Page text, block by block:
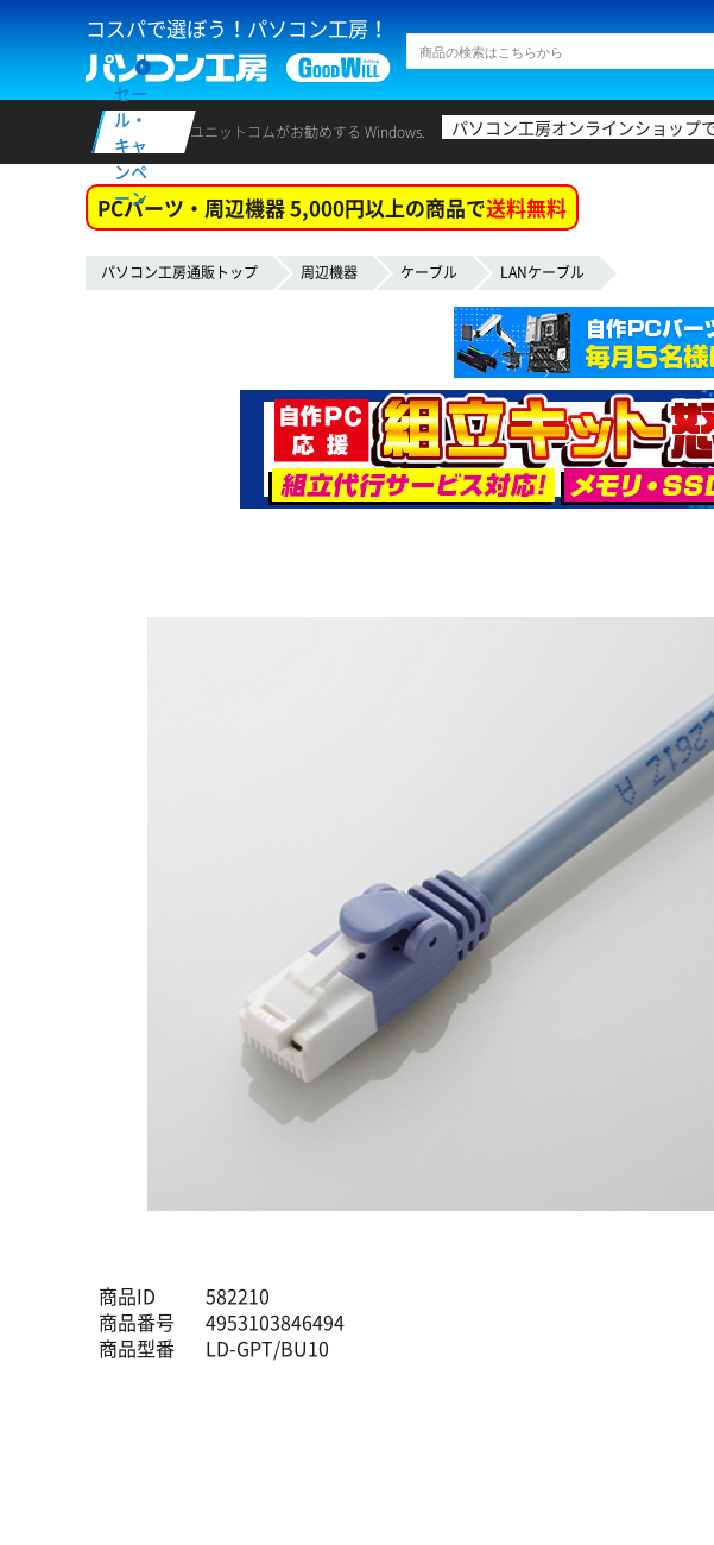
コスパで選ぼう！パソコン工房！
セー
ル・
キャ
ンペ
ーン
ユニットコムがお勧めする Windows. パソコン工房オンラインショップ
PCパーツ・周辺機器 5,000円以上の商品で送料無料
パソコン工房通販トップ 周辺機器 ケーブル LANケーブル
商品ID
582210
商品番号
4953103846494
商品型番
LD-GPT/BU10